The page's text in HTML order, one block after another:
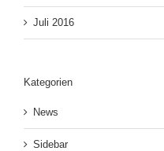
Juli 2016
Kategorien
News
Sidebar